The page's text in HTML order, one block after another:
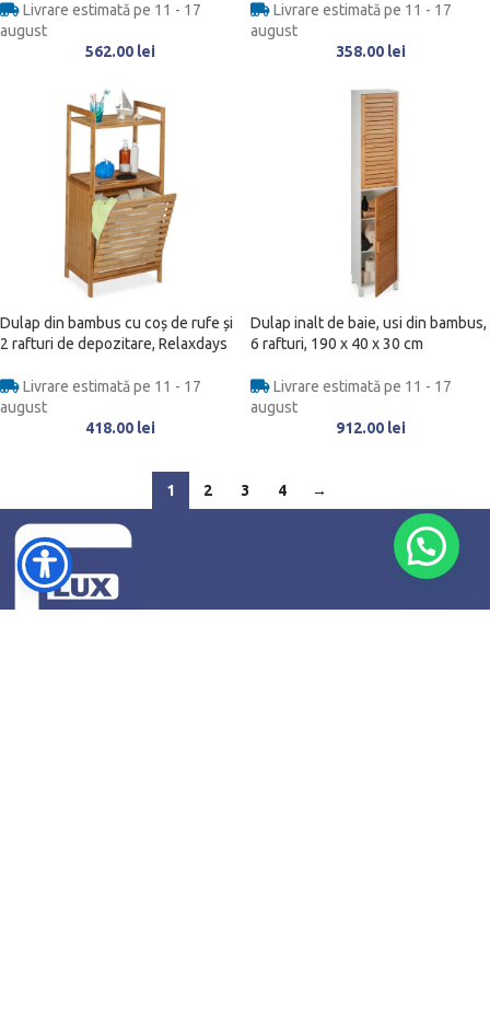
Livrare estimată pe 11 - 17
august
562.00 lei
Livrare estimată pe 11 - 17
august
358.00 lei
Dulap din bambus cu coș de rufe și
2 rafturi de depozitare, Relaxdays
Livrare estimată pe 11 - 17
august
418.00 lei
Dulap inalt de baie, usi din bambus,
6 rafturi, 190 x 40 x 30 cm
Livrare estimată pe 11 - 17
august
912.00 lei
1 2 3 4 →